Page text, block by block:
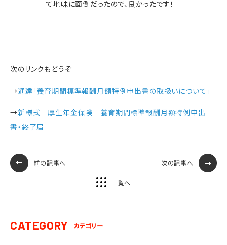
て地味に面倒だったので、良かったです！
次のリンクもどうぞ
→通達「養育期間標準報酬月額特例申出書の取扱いについて」
→新様式 厚生年金保険 養育期間標準報酬月額特例申出
書・終了届
前の記事へ 次の記事へ
一覧へ
CATEGORY カテゴリー